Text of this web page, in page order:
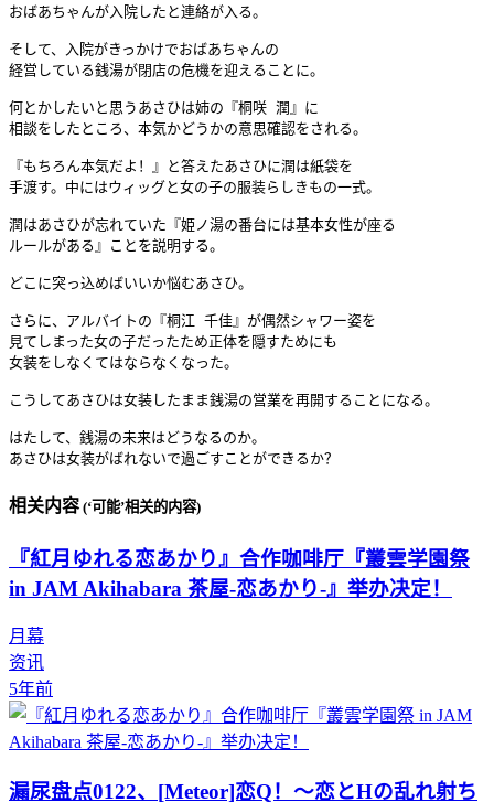
おばあちゃんが入院したと連絡が入る。
そして、入院がきっかけでおばあちゃんの
経営している銭湯が閉店の危機を迎えることに。
何とかしたいと思うあさひは姉の『桐咲 潤』に
相談をしたところ、本気かどうかの意思確認をされる。
『もちろん本気だよ！』と答えたあさひに潤は紙袋を
手渡す。中にはウィッグと女の子の服装らしきもの一式。
潤はあさひが忘れていた『姫ノ湯の番台には基本女性が座る
ルールがある』ことを説明する。
どこに突っ込めばいいか悩むあさひ。
さらに、アルバイトの『桐江 千佳』が偶然シャワー姿を
見てしまった女の子だったため正体を隠すためにも
女装をしなくてはならなくなった。
こうしてあさひは女装したまま銭湯の営業を再開することになる。
はたして、銭湯の未来はどうなるのか。
あさひは女装がばれないで過ごすことができるか？
相关内容 (‘可能’相关的内容)
『紅月ゆれる恋あかり』合作咖啡厅『叢雲学園祭
in JAM Akihabara 茶屋-恋あかり-』举办决定！
月幕
资讯
5年前
漏尿盘点0122、[Meteor]恋Q！～恋とHの乱れ射ち